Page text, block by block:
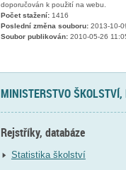
doporučován k použití na webu.
Počet stažení:1416
Poslední změna souboru:2013-10-
Soubor publikován:2010-05-26
MINISTERSTVO
Rejstříky, databáze
Statistika školství